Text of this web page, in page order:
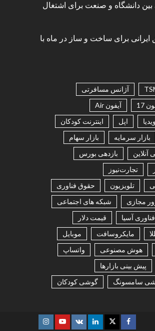
بین دانشگاه و صنعت برای اشتغال
ایرانی برای ساخت و ساز در ماه با
آژانس مسافرتی
17
آیفون Air
اپل
اینترنت کودکان
بازار سرمایه
بازار سهام
آنلاین
بازدهی بورس
تجارت‌نیوز
تلویزیون
حقوق فناوری
مجازی
شبکه های اجتماعی
فناوری آسیا
قیمت دلار
مایکروسافت
موبایل
هوش مصنوعی
واتساپ
پیش بینی بازارها
سامسونگ
گوشی کودکان